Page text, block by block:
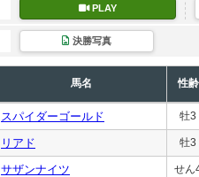
PLAY
決勝写真
馬名 性齢
スパイダーゴールド 牡3
リアド 牡3
サザンナイツ せん